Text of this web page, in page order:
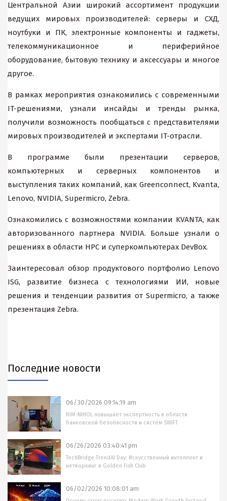
Центральной Азии широкий ассортимент продукции
ведущих мировых производителей: серверы и СХД,
ноутбуки и ПК, электронные компоненты и гаджеты,
телекоммуникационное и периферийное
оборудование, бытовую технику и аксессуары и многое
другое.
В рамках мероприятия ознакомились с современными
IT-решениями, узнали инсайды и тренды рынка,
получили возможность пообщаться с представителями
мировых производителей и экспертами IT-отрасли.
В программе были презентации
серверов,
компьютерных и серверных
компонентов и
выступления таких компаний, как Greenconnect, Kvanta,
Lenovo, NVIDIA, Supermicro, Zebra.
Ознакомились с возможностями компании KVANTA, как
авторизованного партнера NVIDIA. Больше узнали о
решениях в области HPC и суперкомпьютерах DevBox.
Заинтересовал обзор продуктового портфолио Lenovo
ISG, развитие бизнеса с технологиями ИИ, новые
решения и тенденции развития от Supermicro, а также
презентация Zebra.
Последние новости
06/30/2026 09:14:19 am
RIM-NIHOL повышает экспертность в области
банковской безопасности и систем SWIFT
06/26/2026 03:40:41 pm
TechBridge TrendAI Day: Искусственный интеллект и
нетворкинг в Golden Fish Club
06/02/2026 10:08:01 am